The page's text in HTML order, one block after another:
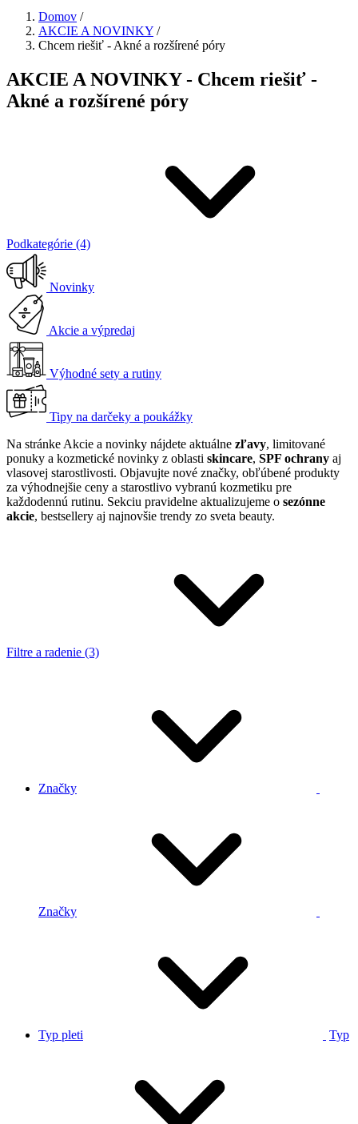
Domov /
AKCIE A NOVINKY /
Chcem riešiť - Akné a rozšírené póry
AKCIE A NOVINKY - Chcem riešiť -
Akné a rozšírené póry
Podkategórie (4)
Novinky
Akcie a výpredaj
Výhodné sety a rutiny
Tipy na darčeky a poukážky
Na stránke Akcie a novinky nájdete aktuálne zľavy, limitované
ponuky a kozmetické novinky z oblasti skincare, SPF ochrany aj
vlasovej starostlivosti. Objavujte nové značky, obľúbené produkty
za výhodnejšie ceny a starostlivo vybranú kozmetiku pre
každodennú rutinu. Sekciu pravidelne aktualizujeme o sezónne
akcie, bestsellery aj najnovšie trendy zo sveta beauty.
Filtre a radenie (3)
Značky
Značky
Typ pleti Typ